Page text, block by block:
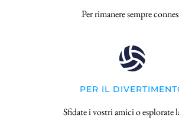
Per rimanere sempre
PER IL
Sfidate i vostri amici o esplorate